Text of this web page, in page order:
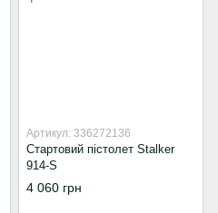
Артикул: 336272136
Стартовий пістолет Stalker
914-S
4 060 грн